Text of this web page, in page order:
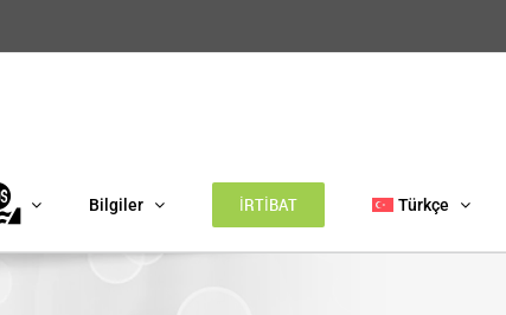
Bilgiler İRTİBAT Türkçe